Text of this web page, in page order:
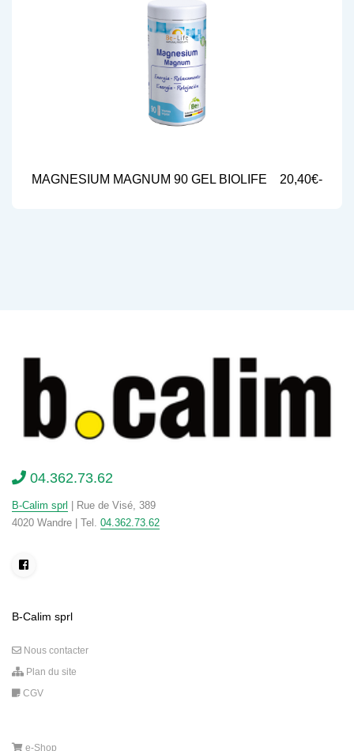
MAGNESIUM MAGNUM 90 GEL BIOLIFE 20,40€-
04.362.73.62
B-Calim sprl
| Rue de Visé, 389
4020 Wandre | Tel. 04.362.73.62
B-Calim sprl
Nous contacter
Plan du site
CGV
e-Shop